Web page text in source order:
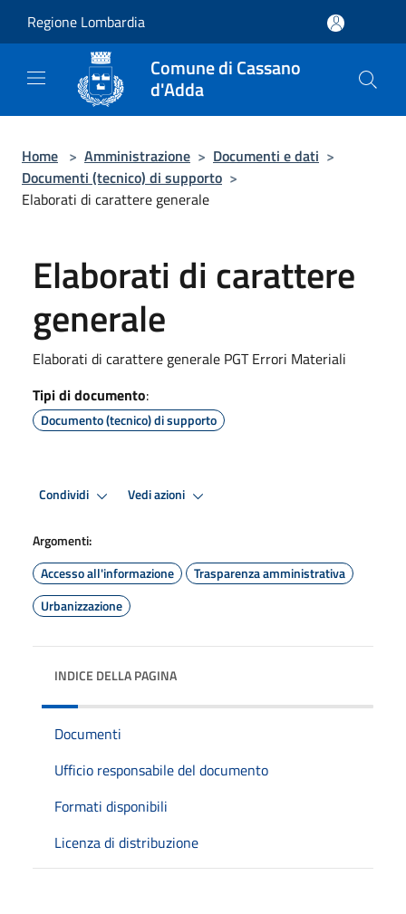
Regione Lombardia
Comune di Cassano
d'Adda
Home > Amministrazione > Documenti e dati >
Documenti (tecnico) di supporto >
Elaborati di carattere generale
Elaborati di carattere
generale
Elaborati di carattere generale PGT Errori Materiali
Tipi di documento:
Documento (tecnico) di supporto
Condividi Vedi azioni
Argomenti:
Accesso all'informazione
Trasparenza amministrativa
Urbanizzazione
INDICE DELLA PAGINA
Documenti
Ufficio responsabile del documento
Formati disponibili
Licenza di distribuzione